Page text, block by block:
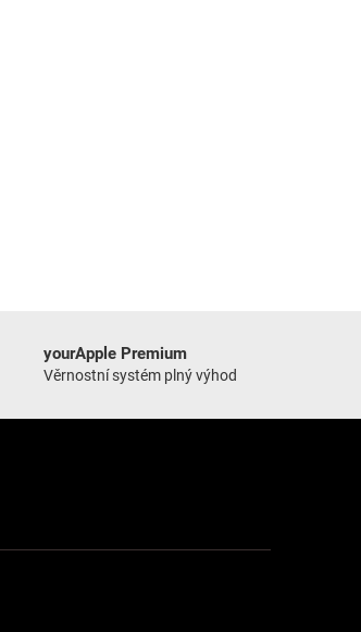
yourApple Premium
Věrnostní systém plný výhod